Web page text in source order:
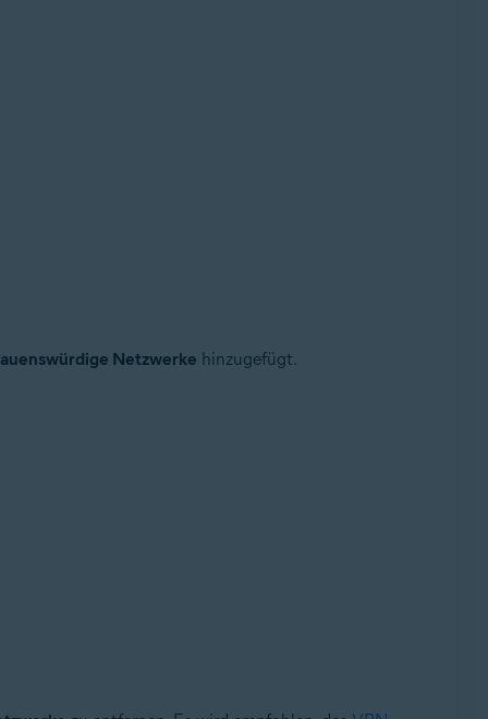
Netzwerke hinzugefügt.